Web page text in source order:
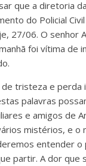
que a diretoria
do Policial
27/06. O senhor
foi vítima de
tristeza e perda
palavras
e amigos de
mistérios, e o
entender o
partir. A dor que